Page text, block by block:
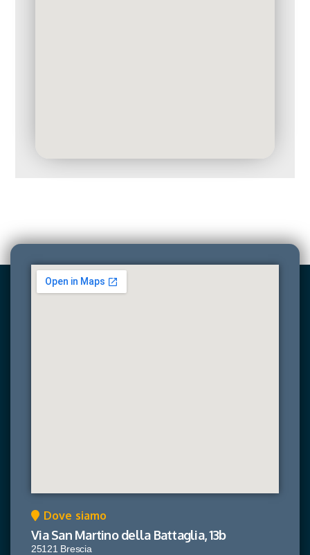
Dove siamo
Via San Martino della Battaglia, 13b
25121 Brescia